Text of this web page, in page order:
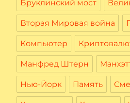
Бруклинский мост
Вторая Мировая война
Компьютер
Манфред Штерн
Нью-Йорк Память